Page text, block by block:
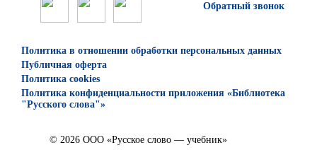
Обратный звонок
Политика в отношении обработки персональных данных
Публичная оферта
Политика cookies
Политика конфиденциальности приложения «Библиотека
"Русского слова"»
© 2026 ООО «Русское слово — учебник»